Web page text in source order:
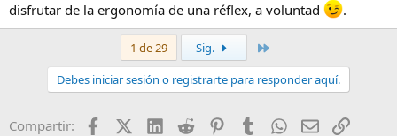
disfrutar de la ergonomía de una réflex, a voluntad
.
1 de 29 Sig.
Debes iniciar sesión o registrarte para responder aquí.
Compartir: FacebookX (Twitter)
LinkedIn
Reddit PinterestTumblr WhatsApp
EmailEnlace